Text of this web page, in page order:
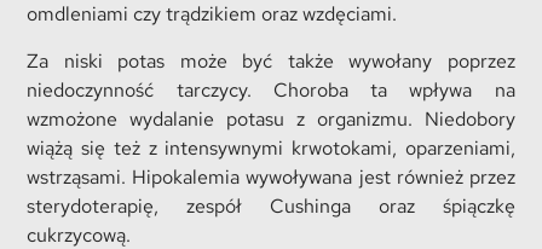
omdleniami czy trądzikiem oraz wzdęciami.
Za niski potas może być także wywołany poprzez
niedoczynność tarczycy. Choroba ta wpływa na
wzmożone wydalanie potasu z organizmu. Niedobory
wiążą się też z intensywnymi krwotokami, oparzeniami,
wstrząsami. Hipokalemia wywoływana jest również przez
sterydoterapię, zespół Cushinga oraz śpiączkę
cukrzycową.